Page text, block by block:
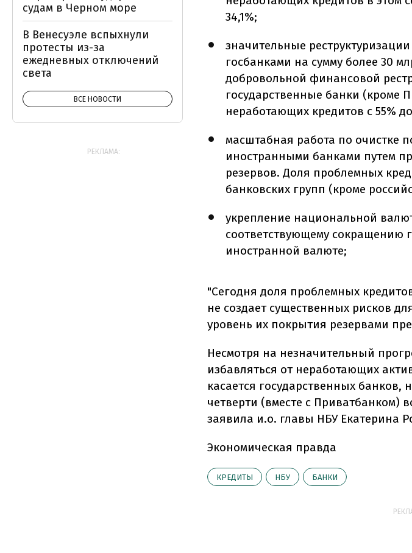
34,1%;
значительные
госбанками на сумму более 30
добровольной финансовой
государственные банки (кроме
неработающих кредитов с 55%
масштабная работа по очистке
иностранными банками путем
резервов. Доля проблемных
банковских групп (кроме
укрепление национальной
соответствующему сокращению
иностранной валюте;
"Сегодня доля проблемных
не создает существенных рисков
уровень их покрытия резервами
Несмотря на незначительный
избавляться от неработающих
касается государственных банков,
четверти (вместе с Приватбанком)
заявила и.о. главы НБУ Екатерина
Экономическая правда
КРЕДИТЫ НБУ БАНКИ
судам в Черном море
В Венесуэле вспыхнули
протесты из-за
ежедневных отключений
света
ВСЕ НОВОСТИ
РЕКЛАМА: